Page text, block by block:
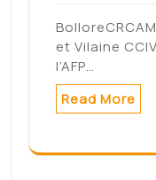
et Vilaine
l’AFP…
Read More